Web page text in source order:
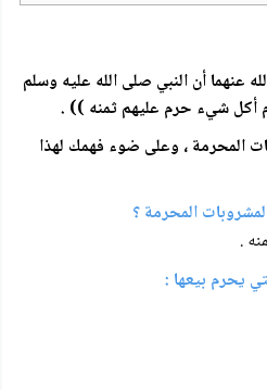
عنهما أن النبي صلى الله عليه وسلم
أكل شيء حرم عليهم ثمنه )) .
المحرمة ، وعلى ضوء فهمك لهذا
المحرمة ؟
.
يحرم بيعها :